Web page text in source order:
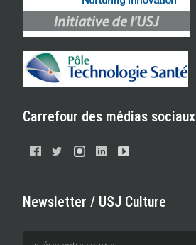
Carrefour des médias sociaux
Newsletter / USJ Culture